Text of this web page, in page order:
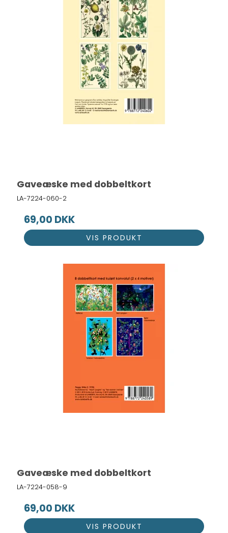
Gaveæske med dobbeltkort
LA-7224-060-2
69,00 DKK
VIS PRODUKT
Gaveæske med dobbeltkort
LA-7224-058-9
69,00 DKK
VIS PRODUKT